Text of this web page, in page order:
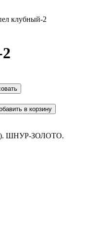
клубный-2
ШНУР-ЗОЛОТО.